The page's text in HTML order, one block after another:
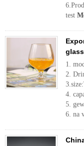
test
1.
2.
4.
5.
6. na